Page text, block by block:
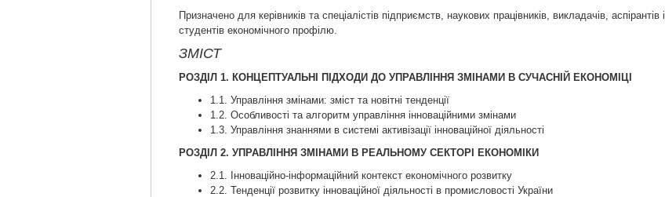
Призначено для керівників та спеціалістів підприємств, наукових працівників, викладачів, аспірантів і
студентів економічного профілю.
ЗМІСТ
РОЗДІЛ 1. КОНЦЕПТУАЛЬНІ ПІДХОДИ ДО УПРАВЛІННЯ ЗМІНАМИ В СУЧАСНІЙ ЕКОНОМІЦІ
1.1. Управління змінами: зміст та новітні тенденції
1.2. Особливості та алгоритм управління інноваційними змінами
1.3. Управління знаннями в системі активізації інноваційної діяльності
РОЗДІЛ 2. УПРАВЛІННЯ ЗМІНАМИ В РЕАЛЬНОМУ СЕКТОРІ ЕКОНОМІКИ
2.1. Інноваційно-інформаційний контекст економічного розвитку
2.2. Тенденції розвитку інноваційної діяльності в промисловості України